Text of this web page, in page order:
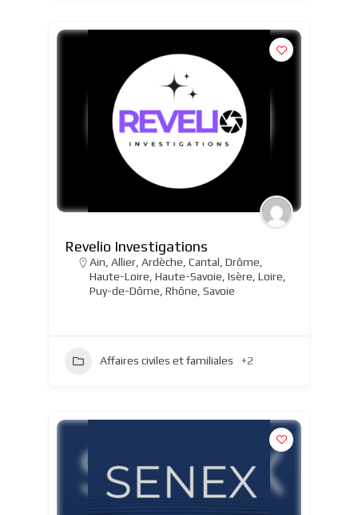
Revelio Investigations
Ain Allier, Ardèche Cantal Drôme
Haute-Loire Haute-Savoie Isère Loire
Puy-de-Dôme Rhône Savoie
Affaires civiles et familiales +2